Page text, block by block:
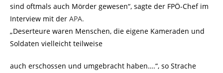
sind oftmals auch Mörder gewesen“, sagte der FPÖ-Chef im
Interview mit der APA.
„Deserteure waren Menschen, die eigene Kameraden und
Soldaten vielleicht teilweise
auch erschossen und umgebracht haben….“, so Strache